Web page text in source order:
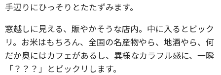
手辺りにひっそりとたたずみます。
窓越しに見える、賑やかそうな店内。中に入るとビック
リ。お米はもちろん、全国の名産物やら、地酒やら、何
だか奥にはカフェがあるし、異様なカラフル感に、一瞬
「？？？」とビックリします。